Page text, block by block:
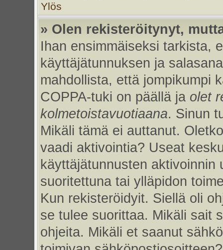
Ylös
» Olen rekisteröitynyt,
Ihan ensimmäiseksi tarkista,
käyttäjätunnuksen ja
mahdollista, että jompikumpi
COPPA-tuki on päällä ja olet
kolmetoistavuotiaana. Sinun
Mikäli tämä ei auttanut.
vaadi aktivointia? Useat
käyttäjätunnusten
suoritettuna tai ylläpidon
Kun rekisteröidyit. Siellä oli
se tulee suorittaa. Mikäli sait
ohjeita. Mikäli et saanut